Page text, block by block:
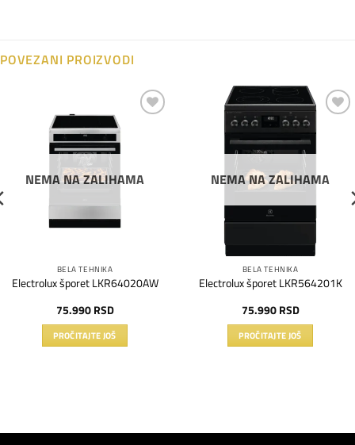
POVEZANI PROIZVODI
NEMA NA ZALIHAMA
BELA TEHNIKA
Electrolux šporet LKR64020AW
75.990 RSD
PROČITAJTE JOŠ
NEMA NA ZALIHAMA
BELA TEHNIKA
Electrolux šporet LKR564201K
75.990 RSD
PROČITAJTE JOŠ